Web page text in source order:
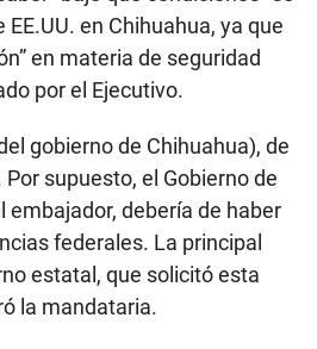
en Chihuahua, ya que
en materia de seguridad
por el Ejecutivo.
gobierno de Chihuahua), de
supuesto, el Gobierno de
embajador, debería de haber
federales. La principal
estatal, que solicitó esta
la mandataria.